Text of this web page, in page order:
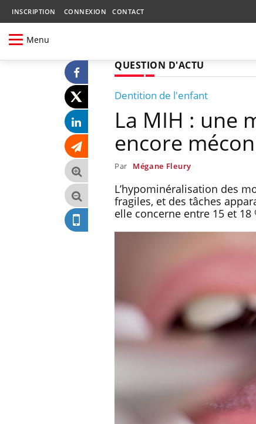
INSCRIPTION CONNEXION CONTACT
Menu
QUESTION D'ACTU
Dentition de l'enfant
La MIH : une
encore
Par Mégane Fleury
L’hypominéralisation des
fragiles, et des tâches
elle concerne entre 15 et 18